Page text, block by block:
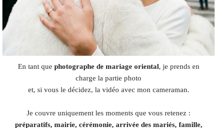
En tant que photographe de mariage oriental, je prends en
charge la partie photo
et, si vous le décidez, la vidéo avec mon cameraman.
Je couvre uniquement les moments que vous retenez :
préparatifs, mairie, cérémonie, arrivée des mariés, famille,